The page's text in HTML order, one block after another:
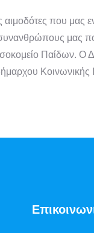
που μας
μας
Παίδων. Ο
Κοινωνικής